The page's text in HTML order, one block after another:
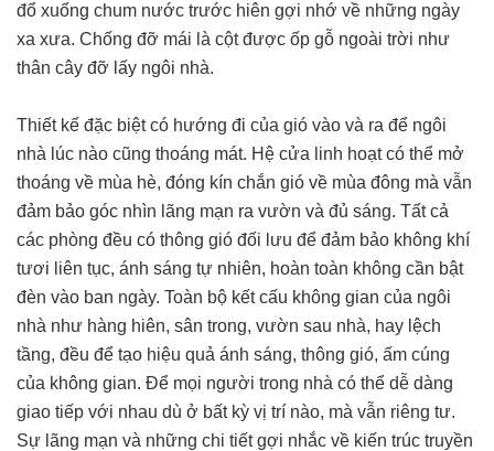
đổ xuống chum nước trước hiên gợi nhớ về những ngày
xa xưa. Chống đỡ mái là cột được ốp gỗ ngoài trời như
thân cây đỡ lấy ngôi nhà.
Thiết kế đặc biệt có hướng đi của gió vào và ra để ngôi
nhà lúc nào cũng thoáng mát. Hệ cửa linh hoạt có thể mở
thoáng về mùa hè, đóng kín chắn gió về mùa đông mà vẫn
đảm bảo góc nhìn lãng mạn ra vườn và đủ sáng. Tất cả
các phòng đều có thông gió đối lưu để đảm bảo không khí
tươi liên tục, ánh sáng tự nhiên, hoàn toàn không cần bật
đèn vào ban ngày. Toàn bộ kết cấu không gian của ngôi
nhà như hàng hiên, sân trong, vườn sau nhà, hay lệch
tầng, đều để tạo hiệu quả ánh sáng, thông gió, ấm cúng
của không gian. Để mọi người trong nhà có thể dễ dàng
giao tiếp với nhau dù ở bất kỳ vị trí nào, mà vẫn riêng tư.
Sự lãng mạn và những chi tiết gợi nhắc về kiến trúc truyền